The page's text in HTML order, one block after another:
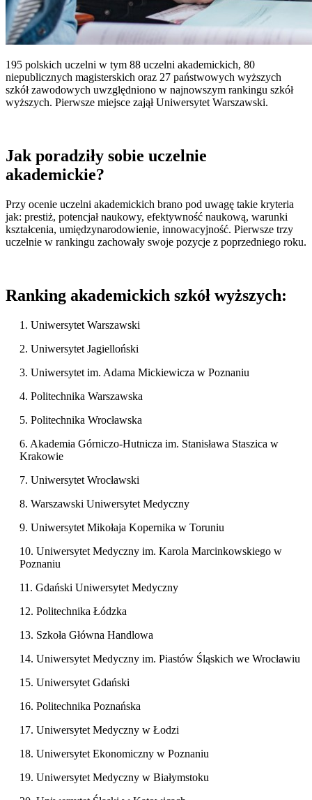
195 polskich uczelni w tym 88 uczelni akademickich, 80
niepublicznych magisterskich oraz 27 państwowych wyższych
szkół zawodowych uwzględniono w najnowszym rankingu szkół
wyższych. Pierwsze miejsce zajął Uniwersytet Warszawski.
Jak poradziły sobie uczelnie
akademickie?
Przy ocenie uczelni akademickich brano pod uwagę takie kryteria
jak: prestiż, potencjał naukowy, efektywność naukową, warunki
kształcenia, umiędzynarodowienie, innowacyjność. Pierwsze trzy
uczelnie w rankingu zachowały swoje pozycje z poprzedniego roku.
Ranking akademickich szkół wyższych:
1. Uniwersytet Warszawski
2. Uniwersytet Jagielloński
3. Uniwersytet im. Adama Mickiewicza w Poznaniu
4. Politechnika Warszawska
5. Politechnika Wrocławska
6. Akademia Górniczo-Hutnicza im. Stanisława Staszica w
Krakowie
7. Uniwersytet Wrocławski
8. Warszawski Uniwersytet Medyczny
9. Uniwersytet Mikołaja Kopernika w Toruniu
10. Uniwersytet Medyczny im. Karola Marcinkowskiego w
Poznaniu
11. Gdański Uniwersytet Medyczny
12. Politechnika Łódzka
13. Szkoła Główna Handlowa
14. Uniwersytet Medyczny im. Piastów Śląskich we Wrocławiu
15. Uniwersytet Gdański
16. Politechnika Poznańska
17. Uniwersytet Medyczny w Łodzi
18. Uniwersytet Ekonomiczny w Poznaniu
19. Uniwersytet Medyczny w Białymstoku